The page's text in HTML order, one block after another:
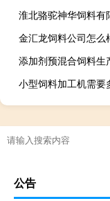
淮北骆驼神华饲料有
金汇龙饲料公司怎么
小型饲料加工机需要
公告